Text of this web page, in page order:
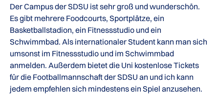
Der Campus der SDSU ist sehr groß und wunderschön.
Es gibt mehrere Foodcourts, Sportplätze, ein
Basketballstadion, ein Fitnessstudio und ein
Schwimmbad. Als internationaler Student kann man sich
umsonst im Fitnessstudio und im Schwimmbad
anmelden. Außerdem bietet die Uni kostenlose Tickets
für die Footballmannschaft der SDSU an und ich kann
jedem empfehlen sich mindestens ein Spiel anzusehen.